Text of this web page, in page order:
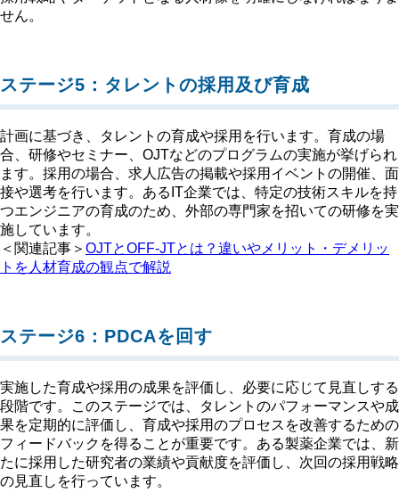
せん。
ステージ5：タレントの採用及び育成
計画に基づき、タレントの育成や採用を行います。育成の場
合、研修やセミナー、OJTなどのプログラムの実施が挙げられ
ます。採用の場合、求人広告の掲載や採用イベントの開催、面
接や選考を行います。あるIT企業では、特定の技術スキルを持
つエンジニアの育成のため、外部の専門家を招いての研修を実
施しています。
＜関連記事＞ OJTとOFF-JTとは？違いやメリット・デメリッ
トを人材育成の観点で解説
ステージ6：PDCAを回す
実施した育成や採用の成果を評価し、必要に応じて見直しする
段階です。このステージでは、タレントのパフォーマンスや成
果を定期的に評価し、育成や採用のプロセスを改善するための
フィードバックを得ることが重要です。ある製薬企業では、新
たに採用した研究者の業績や貢献度を評価し、次回の採用戦略
の見直しを行っています。